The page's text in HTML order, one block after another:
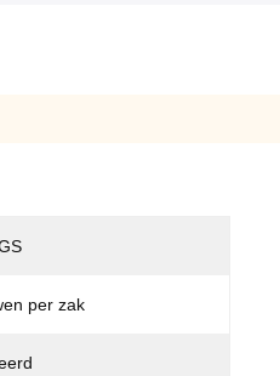
per zak